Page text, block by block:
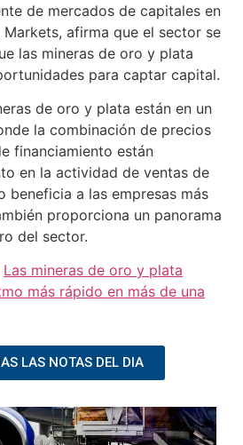
de mercados de capitales en
afirma que el sector se
las mineras de oro y plata
para captar capital.
de oro y plata están en un
la combinación de precios
financiamiento están
en la actividad de ventas de
beneficia a las empresas más
proporciona un panorama
del sector.
Las mineras de oro y plata
más rápido en más de una
LAS NOTAS DEL DIA